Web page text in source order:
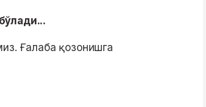
Ғалаба қозонишга